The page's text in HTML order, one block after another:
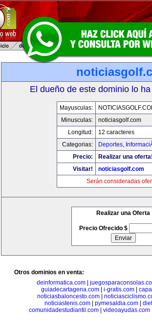
El dueño de este dominio lo
Mayusculas:
Minusculas:
noticiasgolf.com
Longitud:
12 caracteres
Categorias:
Deportes,
Precio:
Realizar una
Visitar!
noticiasgolf.com
Serán consideradas
Realizar una Oferta
Precio Ofrecido $
Otros dominios en venta:
deinformatica.com
guiadecartagena.com| i-gratis.com|
noticiasbaloncesto.com
noticiastenis.com
pymesaldia.com
comunidadestudiantil.com| videoayudas.com